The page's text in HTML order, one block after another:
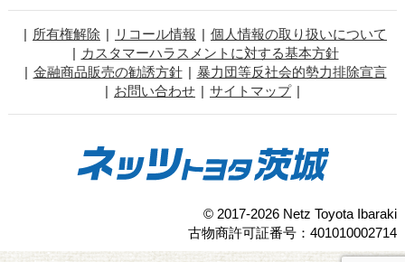
所有権解除 リコール情報
個人情報の取り扱いについて
カスタマーハラスメントに対する基本方針
金融商品販売の勧誘方針
暴力団等反社会的勢力排除宣言
お問い合わせ
サイトマップ
© 2017-2026 Netz Toyota Ibaraki
古物商許可証番号：401010002714